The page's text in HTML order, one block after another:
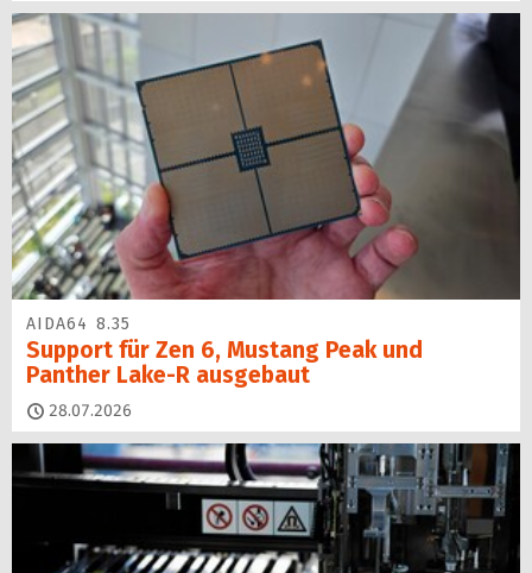
AIDA64 8.35
Support für Zen 6, Mustang Peak und
Panther Lake-R ausgebaut
28.07.2026